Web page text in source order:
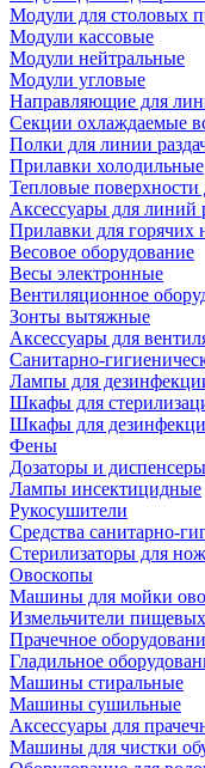
Модули для столовых
Модули кассовые
Модули нейтральные
Модули угловые
Направляющие для
Секции охлаждаемые
Полки для линии
Прилавки холодильные
Тепловые поверхности
Аксессуары для линий
Прилавки для горячих
Весовое оборудование
Весы электронные
Вентиляционное
Зонты вытяжные
Аксессуары для
Санитарно-
Лампы для
Шкафы для
Шкафы для
Фены
Дозаторы и
Лампы инсектицидные
Рукосушители
Средства санитарно-
Стерилизаторы для
Овоскопы
Машины для мойки
Измельчители
Прачечное
Гладильное
Машины стиральные
Машины сушильные
Аксессуары для
Машины для чистки